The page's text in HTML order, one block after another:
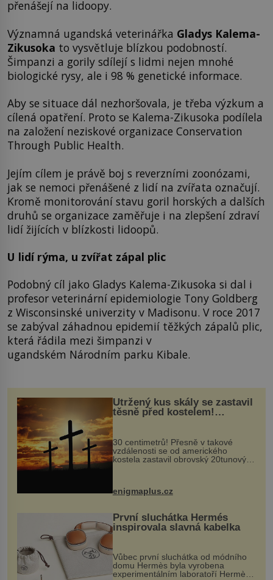
přenášejí na lidoopy.
Významná ugandská veterinářka Gladys Kalema-
Zikusoka to vysvětluje blízkou podobností.
Šimpanzi a gorily sdílejí s lidmi nejen mnohé
biologické rysy, ale i 98 % genetické informace.
Aby se situace dál nezhoršovala, je třeba výzkum a
cílená opatření. Proto se Kalema-Zikusoka podílela
na založení neziskové organizace Conservation
Through Public Health.
Jejím cílem je právě boj s reverzními zoonózami,
jak se nemoci přenášené z lidí na zvířata označují.
Kromě monitorování stavu goril horských a dalších
druhů se organizace zaměřuje i na zlepšení zdraví
lidí žijících v blízkosti lidoopů.
U lidí rýma, u zvířat zápal plic
Podobný cíl jako Gladys Kalema-Zikusoka si dal i
profesor veterinární epidemiologie Tony Goldberg
z Wisconsinské univerzity v Madisonu. V roce 2017
se zabýval záhadnou epidemií těžkých zápalů plic,
která řádila mezi šimpanzi v
ugandském Národním parku Kibale.
Utržený kus skály se zastavil
těsně před kostelem!
Ochránila ho boží síla?
30 centimetrů! Přesně v takové
vzdálenosti se od amerického
kostela zastavil obrovský 20tunový
...
enigmaplus.cz
První sluchátka Hermés
inspirovala slavná kabelka
Vůbec první sluchátka od módního
domu Hermès byla vyrobena
experimentálním laboratoří Hermès